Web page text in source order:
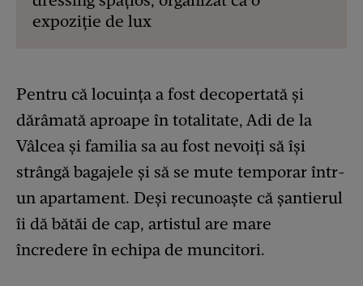
expoziție de lux
Pentru că locuința a fost decopertată și
dărâmată aproape în totalitate, Adi de la
Vâlcea și familia sa au fost nevoiți să își
strângă bagajele și să se mute temporar într-
un apartament. Deși recunoaște că șantierul
îi dă bătăi de cap, artistul are mare
încredere în echipa de muncitori.